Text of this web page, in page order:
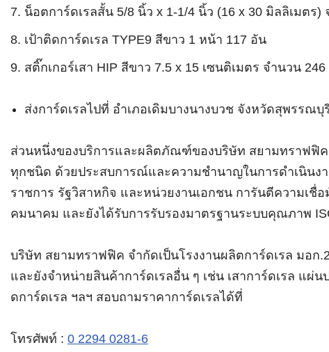
น็อตการ์ดเรลสั้น 5/8 นิ้ว x 1-1/4 นิ้ว (16 x 30 มิลลิเมตร)
เป้าติดการ์ดเรล TYPE9 สีขาว 1 หน้า 117 อัน
สติ๊กเกอร์เสา HIP สีขาว 7.5 x 15 เซนติเมตร จำนวน
ส่งการ์ดเรลไปที่ อำเภอเดิมบางนางบวช จังหวัดสุพรรณบุ
ส่วนหนึ่งของบริการและผลิตภัณฑ์ของบริษัท สยามทราฟฟิ
ทุกชนิด ด้วยประสบการณ์และความชำนาญในการดำเนินง
ราชการ รัฐวิสาหกิจ และหน่วยงานเอกชน การันตีความเ
คมนาคม และยังได้รับการรับรองมาตรฐานระบบคุณภาพ
บริษัท สยามทราฟฟิค จำกัดเป็นโรงงานผลิตการ์ดเรล มอก
และยังจำหน่ายสินค้าการ์ดเรลอื่น ๆ เช่น เสาการ์ดเรล แผ่
ดการ์ดเรล ฯลฯ สอบถามราคาการ์ดเรลได้ที่
โทรศัพท์ : 0 2294 0281-6